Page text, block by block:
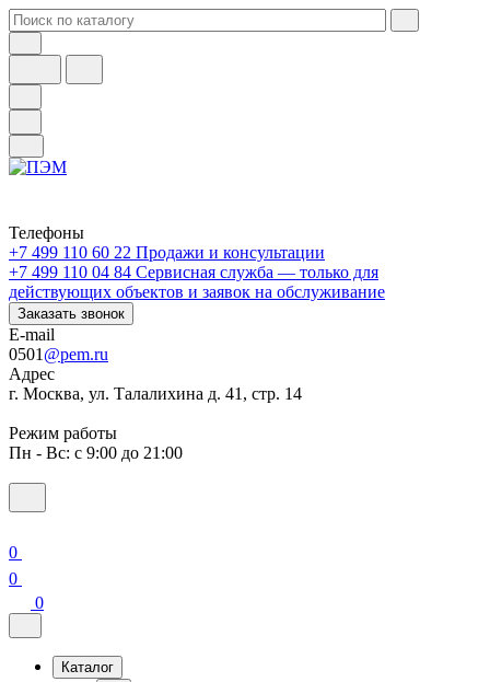
Телефоны
+7 499 110 60 22 Продажи и консультации
+7 499 110 04 84 Сервисная служба — только для
действующих объектов и заявок на обслуживание
Заказать звонок
E-mail
0501 @pem.ru
Адрес
г. Москва, ул. Талалихина д. 41, стр. 14
Режим работы
Пн - Вс: с 9:00 до 21:00
0
0
0
Каталог